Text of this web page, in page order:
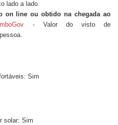
lado a lado.
on line ou obtido na chegada ao
- Valor do visto de
Sim
solar: Sim